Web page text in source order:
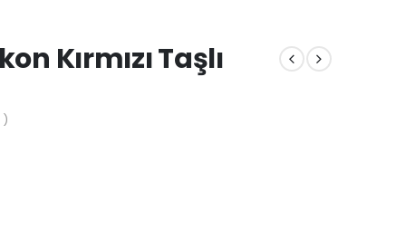
Kırmızı Taşlı
)